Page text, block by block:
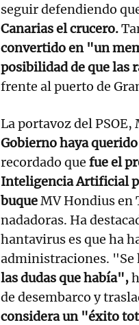
seguir defendiendo
Canarias el crucero.
convertido en "un
posibilidad de que las
frente al puerto de
La portavoz del
Gobierno haya
recordado que fue el
Inteligencia Artificial
buqueMV Hondius en
nadadoras. Ha
hantavirus es que ha
administraciones. "Se
las dudas que había",
de desembarco y
considera un "éxito